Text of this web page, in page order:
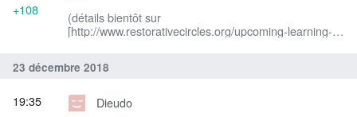
(détails bientôt sur
[http://www.restorativecircles.org/upcoming-learning-
+108
23 décembre 2018
Dieudo
19:35